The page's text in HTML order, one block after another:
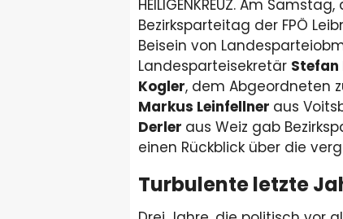
HEILIGENKREUZ. Am
Bezirksparteitag der FPÖ
Beisein von
Landesparteisekretär Stefan
Kogler, dem Abgeordneten
Markus Leinfellner aus
Derler aus Weiz gab
einen Rückblick über die
Turbulente letzte